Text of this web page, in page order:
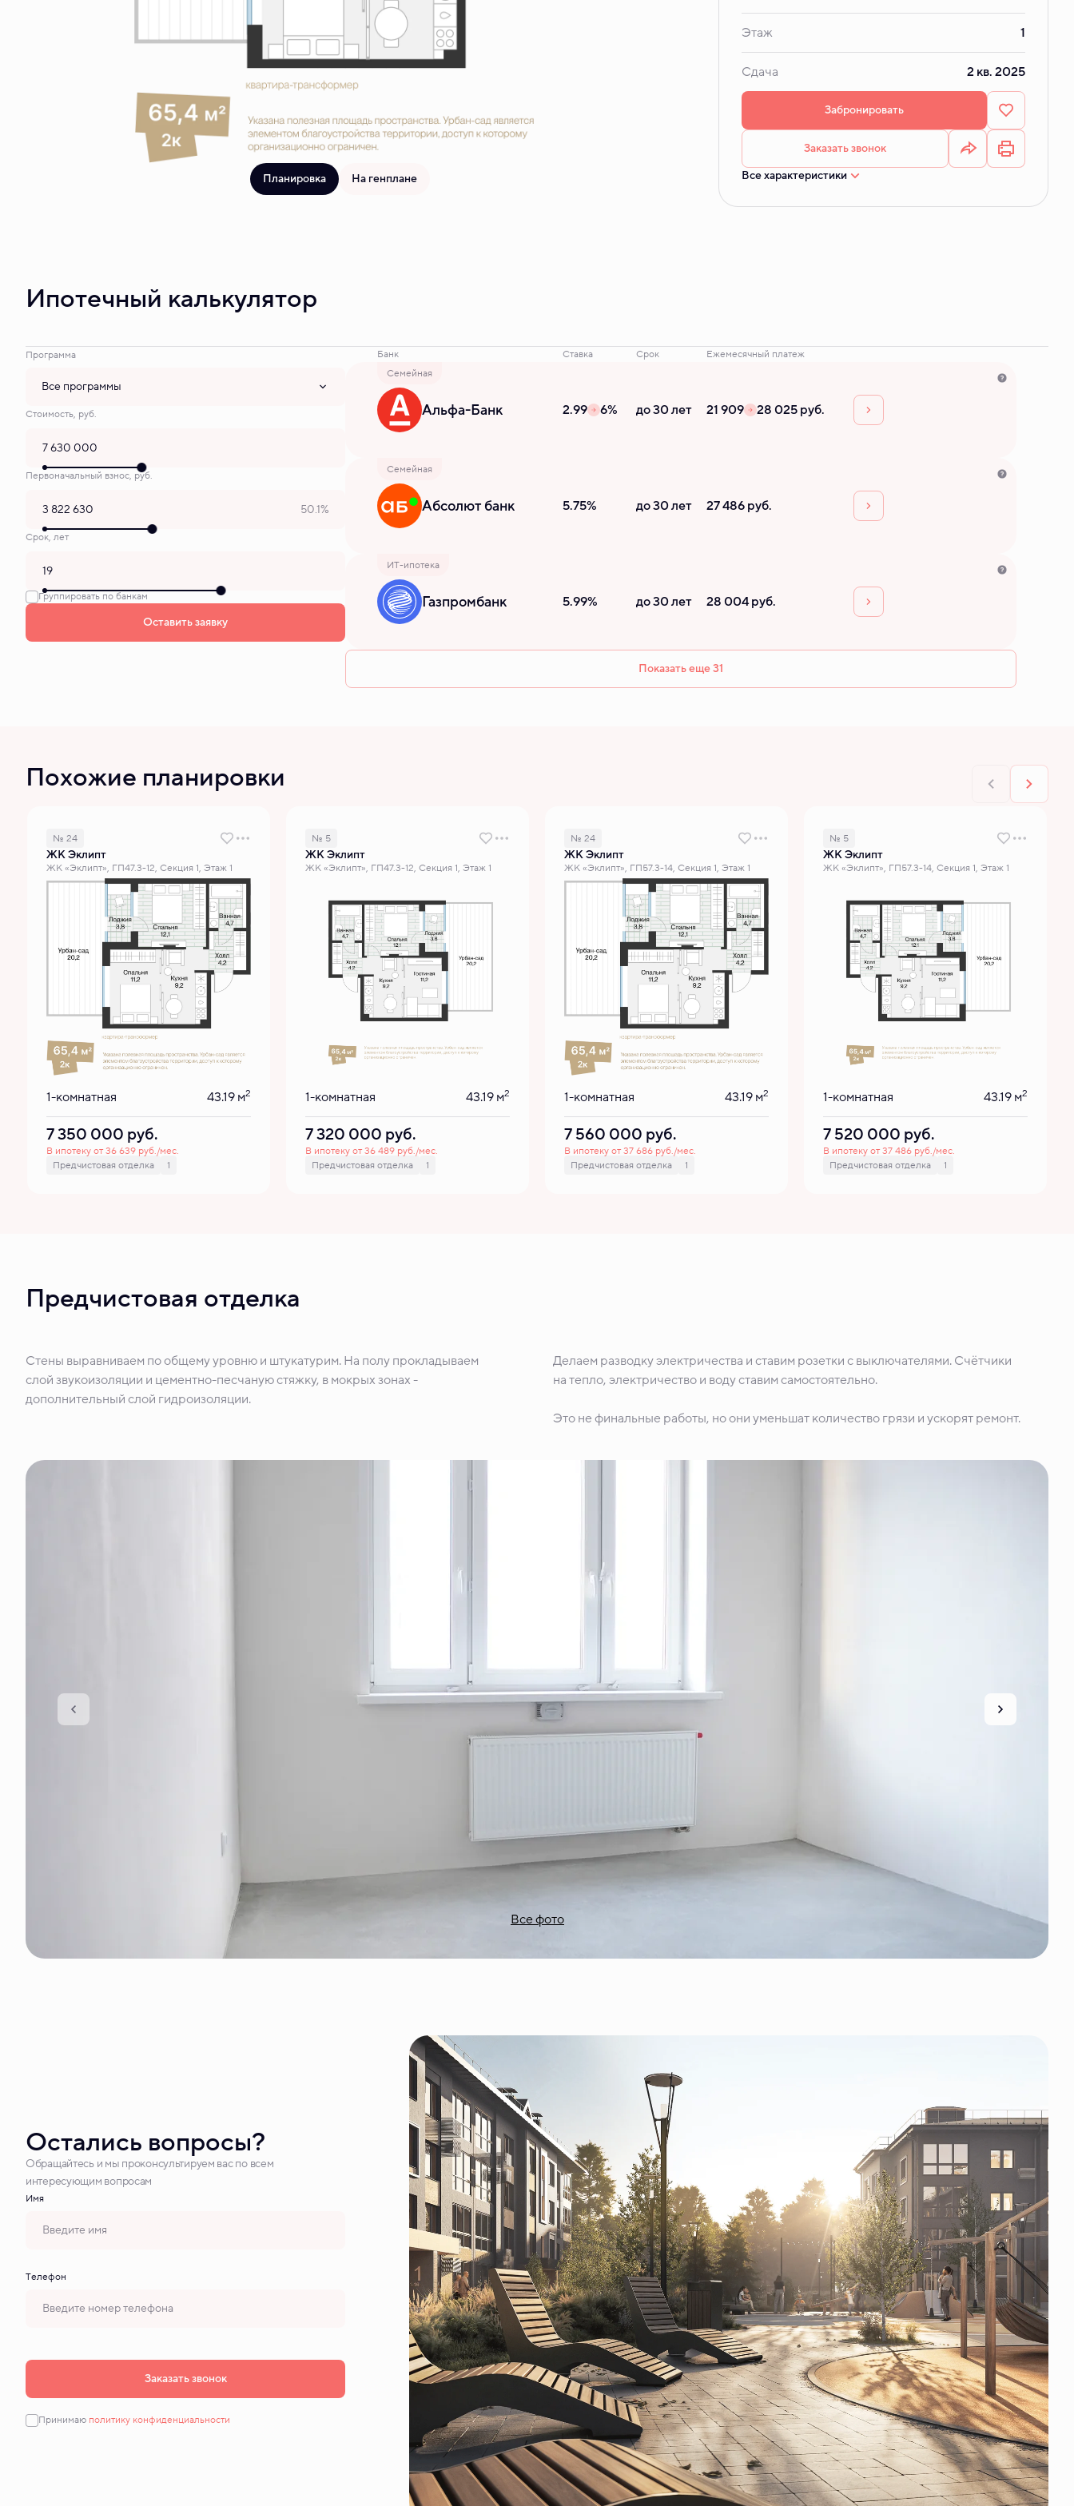
Планировка На генплане
Этаж 1
Сдача 2 кв. 2025
Забронировать
Заказать звонок
Все характеристики
Ипотечный калькулятор
Программа
Все программы
Стоимость, руб.
Первоначальный взнос, руб.
50.1%
Срок, лет
Группировать по банкам
Оставить заявку
Банк Ставка Срок
Ежемесячный платеж
Семейная
Альфа-Банк 2.99 6% до 30 лет 21 909 28 025 руб.
Семейная
Абсолют банк 5.75% до 30 лет 27 486 руб.
ИТ-ипотека
Газпромбанк 5.99% до 30 лет 28 004 руб.
Показать еще 31
Похожие планировки
№ 24
ЖК Эклипт
ЖК «Эклипт», ГП47.3-12, Секция 1, Этаж 1
1-комнатная 43.19 м2
7 350 000 руб.
В ипотеку от 36 639 руб./мес.
Предчистовая отделка
1
№ 5
ЖК Эклипт
ЖК «Эклипт», ГП47.3-12, Секция 1, Этаж 1
1-комнатная 43.19 м2
7 320 000 руб.
В ипотеку от 36 489 руб./мес.
Предчистовая отделка
1
№ 24
ЖК Эклипт
ЖК «Эклипт», ГП57.3-14, Секция 1, Этаж 1
1-комнатная 43.19 м2
7 560 000 руб.
В ипотеку от 37 686 руб./мес.
Предчистовая отделка
1
№ 5
ЖК Эклипт
ЖК «Эклипт», ГП57.3-14, Секция 1, Этаж 1
1-комнатная 43.19 м2
7 520 000 руб.
В ипотеку от 37 486 руб./мес.
Предчистовая отделка
1
Предчистовая отделка
Стены выравниваем по общему уровню и штукатурим. На полу прокладываем
слой звукоизоляции и цементно-песчаную стяжку, в мокрых зонах -
дополнительный слой гидроизоляции.
Делаем разводку электричества и ставим розетки с выключателями. Счётчики
на тепло, электричество и воду ставим самостоятельно.
Это не финальные работы, но они уменьшат количество грязи и ускорят ремонт.
Все фото
Остались вопросы?
Обращайтесь и мы проконсультируем вас по всем
интересующим вопросам
Имя
Tелефон
Заказать звонок
Принимаю политику конфиденциальности